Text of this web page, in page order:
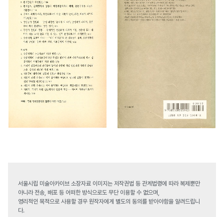
서울시립 미술아카이브 소장자료 이미지는 저작권법 등 관계법령에 따라 복제뿐만
아니라 전송, 배포 등 어떠한 방식으로도 무단 이용할 수 없으며,
영리적인 목적으로 사용할 경우 원작자에게 별도의 동의를 받아야함을 알려드립니
다.